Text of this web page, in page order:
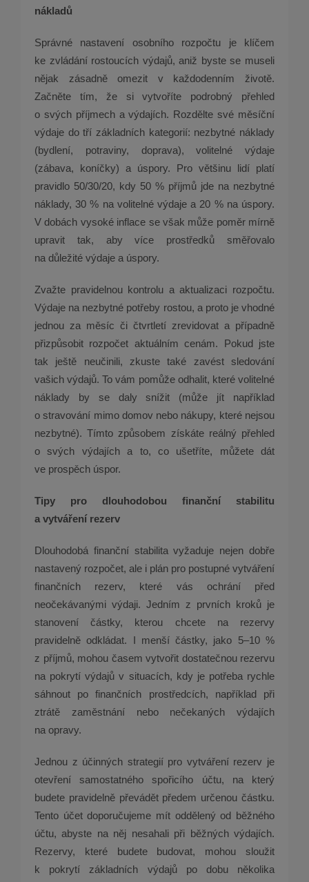
nákladů
Správné nastavení osobního rozpočtu je klíčem
ke zvládání rostoucích výdajů, aniž byste se museli
nějak zásadně omezit v každodenním životě.
Začněte tím, že si vytvoříte podrobný přehled
o svých příjmech a výdajích. Rozdělte své měsíční
výdaje do tří základních kategorií: nezbytné náklady
(bydlení, potraviny, doprava), volitelné výdaje
(zábava, koníčky) a úspory. Pro většinu lidí platí
pravidlo 50/30/20, kdy 50 % příjmů jde na nezbytné
náklady, 30 % na volitelné výdaje a 20 % na úspory.
V dobách vysoké inflace se však může poměr mírně
upravit tak, aby více prostředků směřovalo
na důležité výdaje a úspory.
Zvažte pravidelnou kontrolu a aktualizaci rozpočtu.
Výdaje na nezbytné potřeby rostou, a proto je vhodné
jednou za měsíc či čtvrtletí zrevidovat a případně
přizpůsobit rozpočet aktuálním cenám. Pokud jste
tak ještě neučinili, zkuste také zavést sledování
vašich výdajů. To vám pomůže odhalit, které volitelné
náklady by se daly snížit (může jít například
o stravování mimo domov nebo nákupy, které nejsou
nezbytné). Tímto způsobem získáte reálný přehled
o svých výdajích a to, co ušetříte, můžete dát
ve prospěch úspor.
Tipy pro dlouhodobou finanční stabilitu
a vytváření rezerv
Dlouhodobá finanční stabilita vyžaduje nejen dobře
nastavený rozpočet, ale i plán pro postupné vytváření
finančních rezerv, které vás ochrání před
neočekávanými výdaji. Jedním z prvních kroků je
stanovení částky, kterou chcete na rezervy
pravidelně odkládat. I menší částky, jako 5–10 %
z příjmů, mohou časem vytvořit dostatečnou rezervu
na pokrytí výdajů v situacích, kdy je potřeba rychle
sáhnout po finančních prostředcích, například při
ztrátě zaměstnání nebo nečekaných výdajích
na opravy.
Jednou z účinných strategií pro vytváření rezerv je
otevření samostatného spořicího účtu, na který
budete pravidelně převádět předem určenou částku.
Tento účet doporučujeme mít oddělený od běžného
účtu, abyste na něj nesahali při běžných výdajích.
Rezervy, které budete budovat, mohou sloužit
k pokrytí základních výdajů po dobu několika